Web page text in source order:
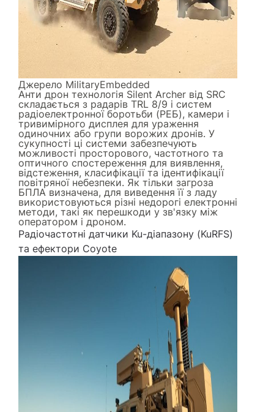
Джерело MilitaryEmbedded
Анти дрон технологія Silent Archer від SRC
складається з радарів TRL 8/9 і систем
радіоелектронної боротьби (РЕБ), камери і
тривимірного дисплея для ураження
одиночних або групи ворожих дронів. У
сукупності ці системи забезпечують
можливості просторового, частотного та
оптичного спостереження для виявлення,
відстеження, класифікації та ідентифікації
повітряної небезпеки. Як тільки загроза
БПЛА визначена, для виведення її з ладу
використовуються різні недорогі електронні
методи, такі як перешкоди у зв'язку між
оператором і дроном.
Радіочастотні датчики Ku-діапазону (KuRFS)
та ефектори Coyote